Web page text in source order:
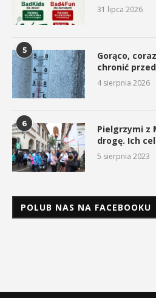
31 lipca 2026
5
Gorąco,
chronić
4 sierpnia 2026
6
Pielgrzymi z
drogę. Ich
5 sierpnia 2023
POLUB NAS NA FACEBOOKU